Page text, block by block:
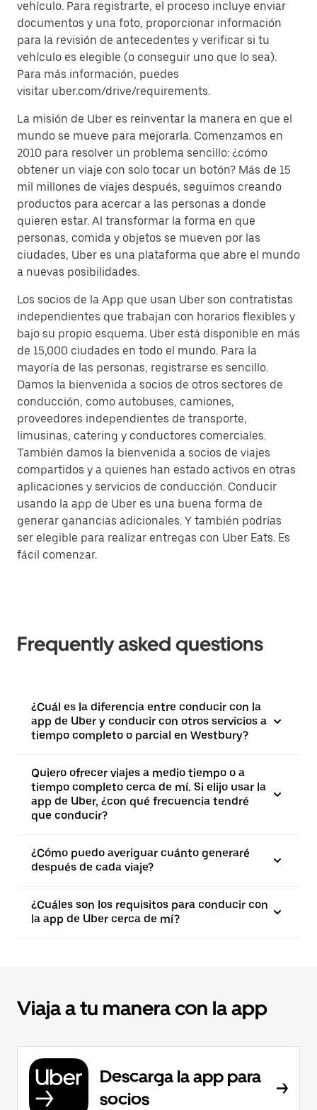
vehículo. Para registrarte, el proceso incluye enviar
documentos y una foto, proporcionar información
para la revisión de antecedentes y verificar si tu
vehículo es elegible (o conseguir uno que lo sea).
Para más información, puedes
visitar uber.com/drive/requirements.
La misión de Uber es reinventar la manera en que el
mundo se mueve para mejorarla. Comenzamos en
2010 para resolver un problema sencillo: ¿cómo
obtener un viaje con solo tocar un botón? Más de 15
mil millones de viajes después, seguimos creando
productos para acercar a las personas a donde
quieren estar. Al transformar la forma en que
personas, comida y objetos se mueven por las
ciudades, Uber es una plataforma que abre el mundo
a nuevas posibilidades.
Los socios de la App que usan Uber son contratistas
independientes que trabajan con horarios flexibles y
bajo su propio esquema. Uber está disponible en más
de 15,000 ciudades en todo el mundo. Para la
mayoría de las personas, registrarse es sencillo.
Damos la bienvenida a socios de otros sectores de
conducción, como autobuses, camiones,
proveedores independientes de transporte,
limusinas, catering y conductores comerciales.
También damos la bienvenida a socios de viajes
compartidos y a quienes han estado activos en otras
aplicaciones y servicios de conducción. Conducir
usando la app de Uber es una buena forma de
generar ganancias adicionales. Y también podrías
ser elegible para realizar entregas con Uber Eats. Es
fácil comenzar.
Frequently asked questions
¿Cuál es la diferencia entre conducir con la
app de Uber y conducir con otros servicios a
tiempo completo o parcial en Westbury?
Quiero ofrecer viajes a medio tiempo o a
tiempo completo cerca de mí. Si elijo usar la
app de Uber, ¿con qué frecuencia tendré
que conducir?
¿Cómo puedo averiguar cuánto generaré
después de cada viaje?
¿Cuáles son los requisitos para conducir con
la app de Uber cerca de mí?
Viaja a tu manera con la app
Descarga la app para
socios